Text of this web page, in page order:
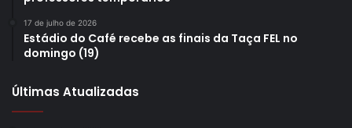
17 de julho de 2026
Estádio do Café recebe as finais da Taça FEL no
domingo (19)
Últimas Atualizadas